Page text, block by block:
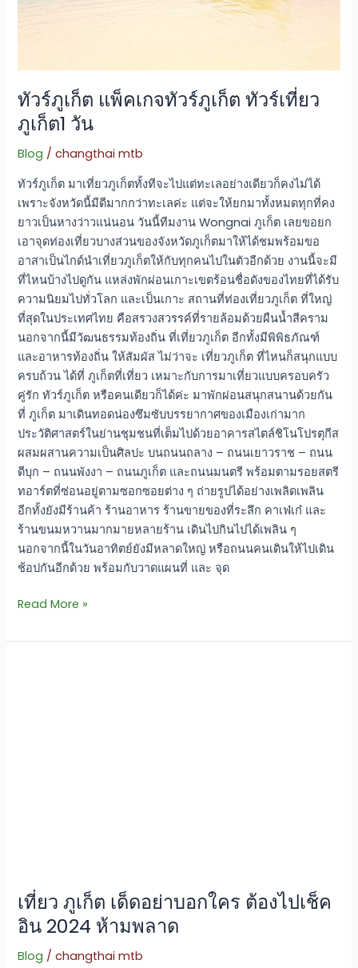
ทัวร์ภูเก็ต แพ็คเกจทัวร์ภูเก็ต ทัวร์เที่ยว
ภูเก็ต1 วัน
Blog /changthai mtb
ทัวร์ภูเก็ต มาเที่ยวภูเก็ตทั้งทีจะไปแต่ทะเลอย่างเดียวก็คงไม่ได้
เพราะจังหวัดนี้มีดีมากกว่าทะเลค่ะ แต่จะให้ยกมาทั้งหมดทุกที่คง
ยาวเป็นหางว่าวแน่นอน วันนี้ทีมงาน Wongnai ภูเก็ต เลยขอยก
เอาจุดท่องเที่ยวบางส่วนของจังหวัดภูเก็ตมาให้ได้ชมพร้อมขอ
อาสาเป็นไกด์นำเที่ยวภูเก็ตให้กับทุกคนไปในตัวอีกด้วย งานนี้จะมี
ที่ไหนบ้างไปดูกัน แหล่งพักผ่อนเกาะเขตร้อนชื่อดังของไทยที่ได้รับ
ความนิยมไปทั่วโลก และเป็นเกาะ สถานที่ท่องเที่ยวภูเก็ต ที่ใหญ่
ที่สุดในประเทศไทย คือสรวงสวรรค์ที่รายล้อมด้วยผืนน้ำสีคราม
นอกจากนี้มีวัฒนธรรมท้องถิ่น ที่เที่ยวภูเก็ต อีกทั้งมีพิพิธภัณฑ์
และอาหารท้องถิ่น ให้สัมผัส ไม่ว่าจะ เที่ยวภูเก็ต ที่ไหนก็สนุกแบบ
ครบถ้วน ได้ที่ ภูเก็ตที่เที่ยว เหมาะกับการมาเที่ยวแบบครอบครัว
คู่รัก ทัวร์ภูเก็ต หรือคนเดียวก็ได้ค่ะ มาพักผ่อนสนุกสนานด้วยกัน
ที่ ภูเก็ต มาเดินทอดน่องซึมซับบรรยากาศของเมืองเก่ามาก
ประวัติศาสตร์ในย่านชุมชนที่เต็มไปด้วยอาคารสไตล์ชิโนโปรตุกีส
ผสมผสานความเป็นศิลปะ บนถนนถลาง – ถนนเยาวราช – ถนน
ดีบุก – ถนนพังงา – ถนนภูเก็ต และถนนมนตรี พร้อมตามรอยสตรี
ทอาร์ตที่ซ่อนอยู่ตามซอกซอยต่าง ๆ ถ่ายรูปได้อย่างเพลิดเพลิน
อีกทั้งยังมีร้านค้า ร้านอาหาร ร้านขายของที่ระลึก คาเฟ่เก๋ และ
ร้านขนมหวานมากมายหลายร้าน เดินไปกินไปได้เพลิน ๆ
นอกจากนี้ในวันอาทิตย์ยังมีหลาดใหญ่ หรือถนนคนเดินให้ไปเดิน
ช้อปกันอีกด้วย พร้อมกับวาดแผนที่ และ จุด
Read More »
เที่ยว ภูเก็ต เด็ดอย่าบอกใคร ต้องไปเช็ค
อิน 2024 ห้ามพลาด
Blog /changthai mtb
พลาด